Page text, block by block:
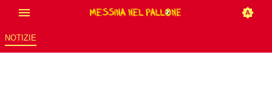
NOTIZIE